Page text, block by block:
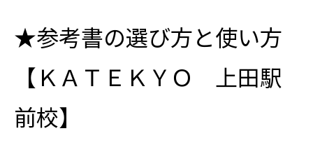
★参考書の選び方と使い方
【ＫＡＴＥＫＹＯ 上田駅
前校】